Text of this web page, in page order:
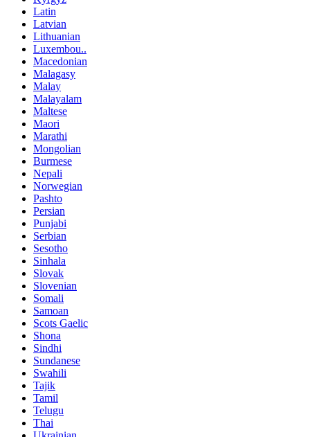
Latin
Latvian
Lithuanian
Luxembou..
Macedonian
Malagasy
Malay
Malayalam
Maltese
Maori
Marathi
Mongolian
Burmese
Nepali
Norwegian
Pashto
Persian
Punjabi
Serbian
Sesotho
Sinhala
Slovak
Slovenian
Somali
Samoan
Scots Gaelic
Shona
Sindhi
Sundanese
Swahili
Tajik
Tamil
Telugu
Thai